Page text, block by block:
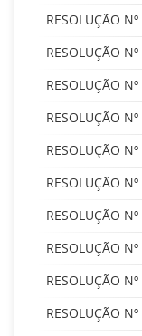
RESOLUÇÃO
RESOLUÇÃO
RESOLUÇÃO
RESOLUÇÃO
RESOLUÇÃO
RESOLUÇÃO
RESOLUÇÃO
RESOLUÇÃO
RESOLUÇÃO
RESOLUÇÃO